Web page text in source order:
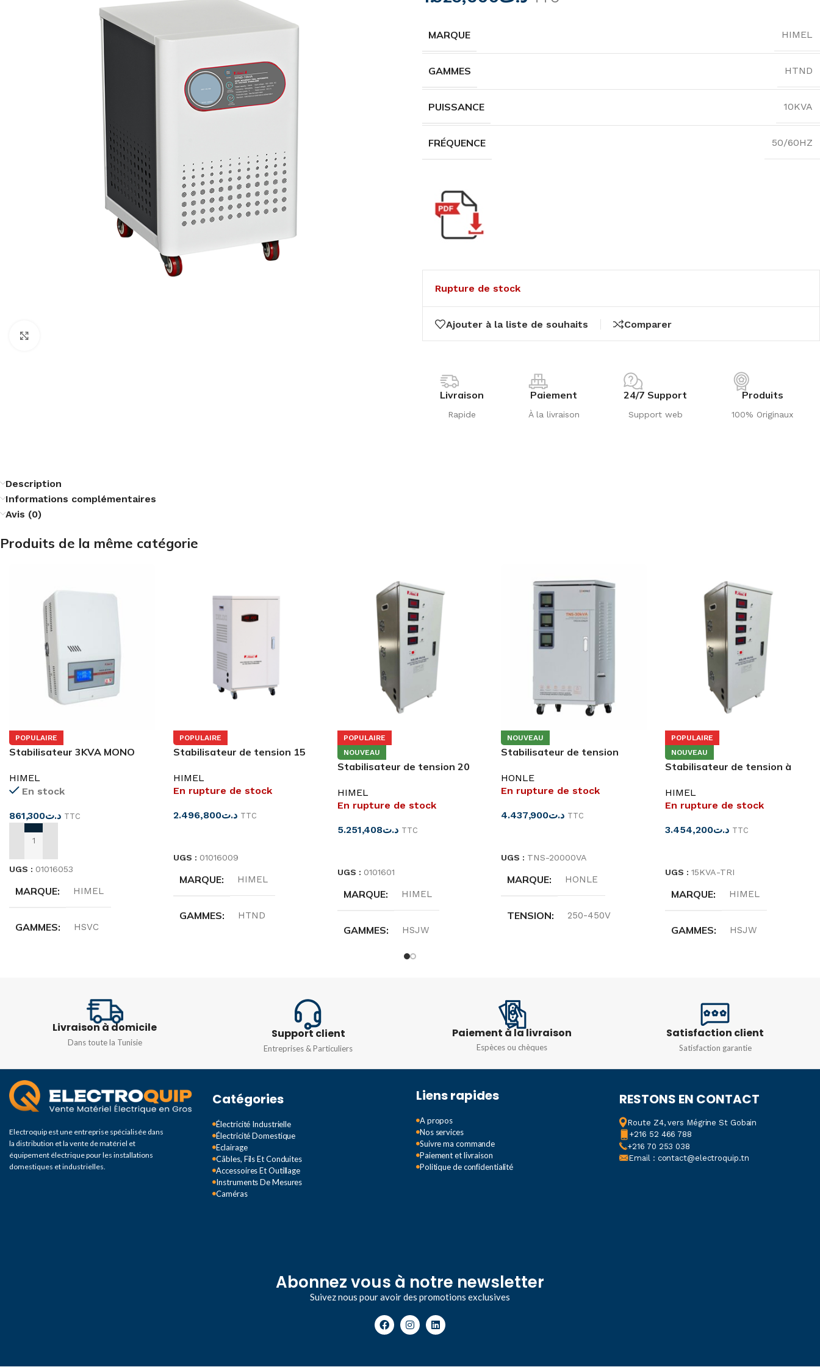
MARQUE HIMEL
GAMMES HTND
PUISSANCE 10KVA
FRÉQUENCE 50/60HZ
Rupture de stock
Ajouter à la liste de souhaits Comparer
Livraison
Rapide
Paiement
À la livraison
24/7 Support
Support web
Produits
100% Originaux
Description
Informations complémentaires
Avis (0)
Produits de la même catégorie
POPULAIRE
Stabilisateur 3KVA MONO
HIMEL
En stock
د.ت861,300 TTC
AJOUTER AU PANIER
UGS : 01016053
MARQUE HIMEL
GAMMES HSVC
50/60HZ
POPULAIRE
Stabilisateur de tension 15
ventilateurs
HIMEL
En rupture de stock
د.ت2.496,800 TTC
UGS : 01016009
MARQUE HIMEL
GAMMES HTND
POPULAIRE
NOUVEAU
Stabilisateur de tension 20
HIMEL
En rupture de stock
د.ت5.251,408 TTC
UGS : 0101601
MARQUE HIMEL
GAMMES HSJW
DESCRIPTION
NOUVEAU
Stabilisateur de tension
HONLE
En rupture de stock
د.ت4.437,900 TTC
UGS : TNS-20000VA
MARQUE HONLE
TENSION 250-450V
POPULAIRE
NOUVEAU
Stabilisateur de tension à
HIMEL
En rupture de stock
د.ت3.454,200 TTC
UGS :15KVA-TRI
MARQUE HIMEL
GAMMES HSJW
DESCRIPTION
Livraison à domicile
Dans toute la Tunisie
Support client
Entreprises & Particuliers
Paiement à la livraison
Espèces ou chèques
Satisfaction client
Satisfaction garantie
Electroquip est une entreprise spécialisée dans
la distribution et la vente de matériel et
équipement électrique pour les installations
domestiques et industrielles.
Catégories
Électricité Industrielle
Électricité Domestique
Eclairage
Câbles, Fils Et Conduites
Accessoires Et Outillage
Instruments De Mesures
Caméras
Liens rapides
A propos
Nos services
Suivre ma commande
Paiement et livraison
Politique de confidentialité
RESTONS EN CONTACT
Route Z4, vers Mégrine St Gobain
+216 52 466 788
+216 70 253 038
Email : contact@electroquip.tn
Abonnez vous à notre newsletter
Suivez nous pour avoir des promotions exclusives